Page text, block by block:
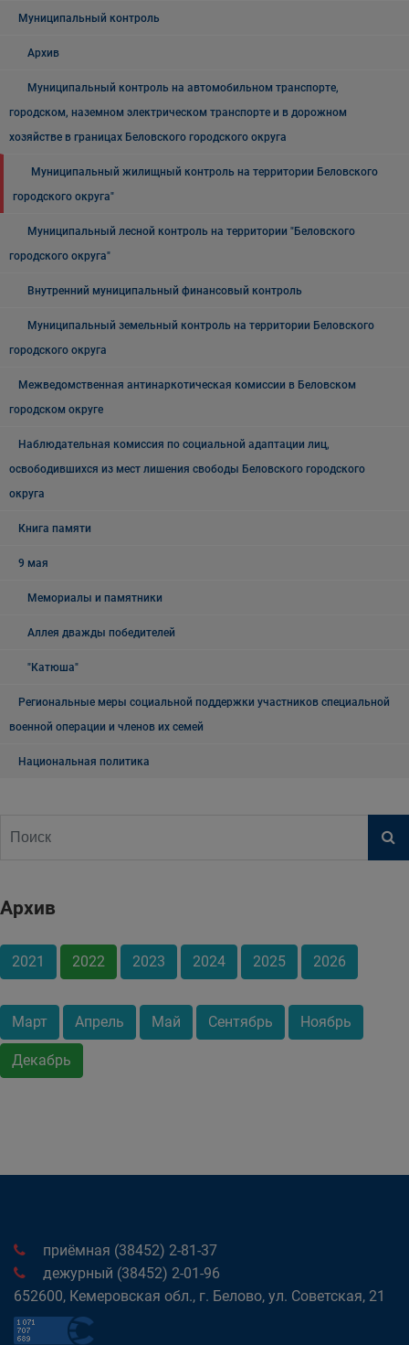
Муниципальный контроль
Архив
Муниципальный контроль на автомобильном транспорте,
городском, наземном электрическом транспорте и в дорожном
хозяйстве в границах Беловского городского округа
Муниципальный жилищный контроль на территории Беловского
городского округа"
Муниципальный лесной контроль на территории "Беловского
городского округа"
Внутренний муниципальный финансовый контроль
Муниципальный земельный контроль на территории Беловского
городского округа
Межведомственная антинаркотическая комиссии в Беловском
городском округе
Наблюдательная комиссия по социальной адаптации лиц,
освободившихся из мест лишения свободы Беловского городского
округа
Книга памяти
9 мая
Мемориалы и памятники
Аллея дважды победителей
"Катюша"
Региональные меры социальной поддержки участников специальной
военной операции и членов их семей
Национальная политика
Архив
2021 2022 2023 2024 2025 2026
Март Апрель Май Сентябрь Ноябрь
Декабрь
приёмная (38452) 2-81-37
дежурный (38452) 2-01-96
652600, Кемеровская обл., г. Белово, ул. Советская, 21